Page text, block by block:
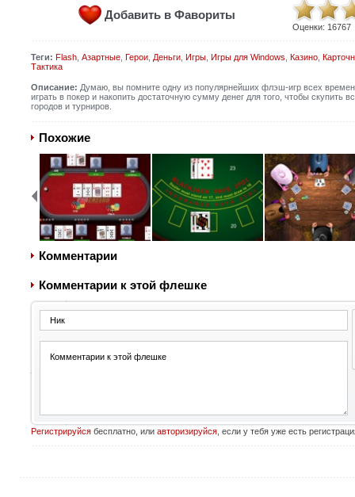
Добавить в Фавориты
Оценки: 16767
Теги: Flash, Азартные, Герои, Деньги, Игры, Игры для Windows Казино,
Тактика
Описание: Думаю, вы помните одну из популярнейших флэш-игр всех
играть в покер и накопить достаточную сумму денег для того, чтобы
городов и турниров.
Похожие
Комментарии
Комментарии к этой флешке
Регистрируйсябесплатно, или авторизируйся, если у тебя уже есть